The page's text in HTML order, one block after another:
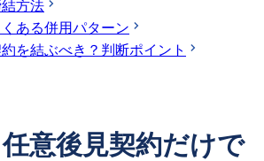
方法
ある併用パターン
を結ぶべき？判断ポイント
意後見契約だけで